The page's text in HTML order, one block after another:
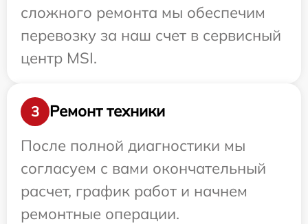
сложного ремонта мы обеспечим
перевозку за наш счет в сервисный
центр MSI.
3
Ремонт техники
После полной диагностики мы
согласуем с вами окончательный
расчет, график работ и начнем
ремонтные операции.